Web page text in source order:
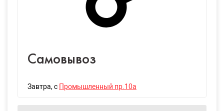
Самовывоз
Завтра, с Промышленный пр.10а